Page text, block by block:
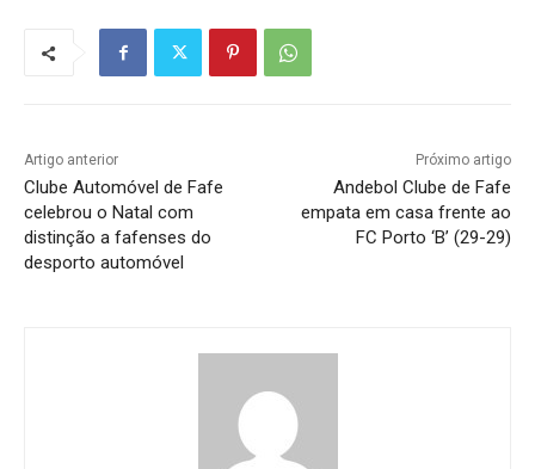
Artigo anterior
Clube Automóvel de Fafe
celebrou o Natal com
distinção a fafenses do
desporto automóvel
Próximo artigo
Andebol Clube de Fafe
empata em casa frente ao
FC Porto ‘B’ (29-29)